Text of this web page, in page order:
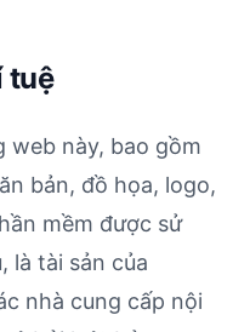
tuệ
web này, bao gồm
bản, đồ họa, logo,
mềm được sử
là tài sản của
nhà cung cấp nội